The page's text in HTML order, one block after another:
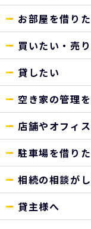
お部屋を借り
買いたい・売
貸したい
空き家の管理
店舗やオフィ
駐車場を借り
相続の相談が
貸主様へ